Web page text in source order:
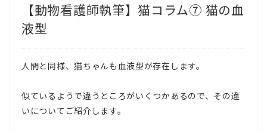
【動物看護師執筆】猫コラム⑦ 猫の血
液型
人間と同様、猫ちゃんも血液型が存在します。
似ているようで違うところがいくつかあるので、その違
いについてご紹介します。